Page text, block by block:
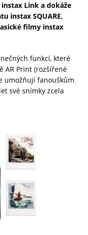
Link a dokáže
instax SQUARE,
filmy instax
funkcí, které
AR Print (rozšířené
umožňují fanouškům
své snímky zcela